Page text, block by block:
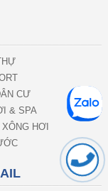
CƯ
& SPA
HƠI